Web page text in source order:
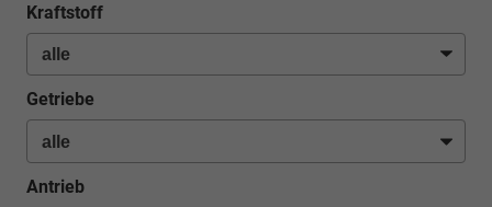
Kraftstoff
Getriebe
Antrieb